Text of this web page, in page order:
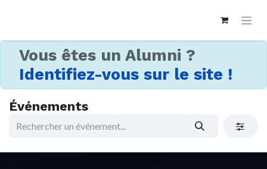
Vous êtes un Alumni ?
Identifiez-vous sur le site !
Événements